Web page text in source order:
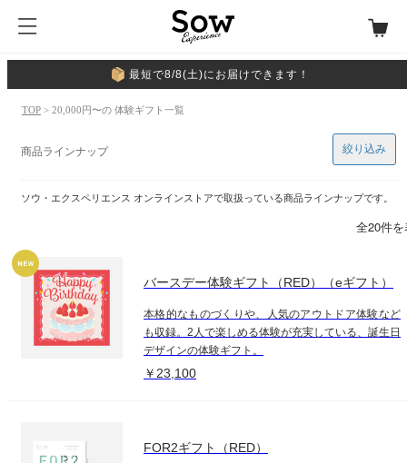
最短で8/8(土)にお届けできます！
TOP > 20,000円〜の 体験ギフト一覧
商品ラインナップ
ソウ・エクスペリエンス オンラインストアで取扱っている商品ラインナップです。
絞り込み
全20件
バースデー体験ギフト（RED）（eギフト）
本格的なものづくりや、人気のアウトドア体験など
も収録。2人で楽しめる体験が充実している、誕生日
デザインの体験ギフト。
￥23,100
FOR2ギフト（RED）